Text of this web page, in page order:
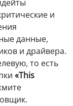
и
данные,
и драйвера.
то есть
«This